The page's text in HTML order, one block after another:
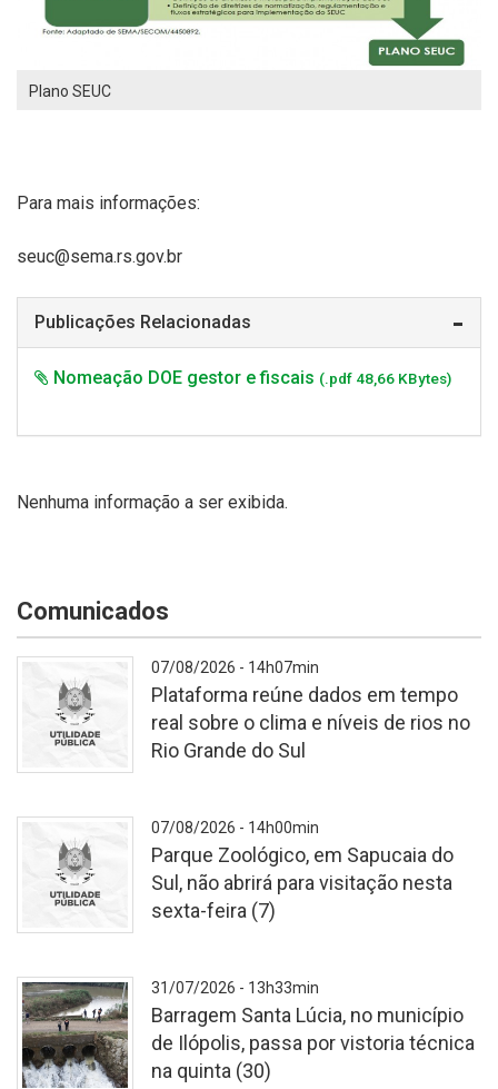
Plano SEUC
Para mais informações:
seuc@sema.rs.gov.br
Publicações Relacionadas
Nomeação DOE gestor e fiscais (.pdf 48,66 KBytes)
Nenhuma informação a ser exibida.
Comunicados
-
07/08/2026 - 14h07min
Plataforma reúne dados em tempo
real sobre o clima e níveis de rios no
Rio Grande do Sul
-
07/08/2026 - 14h00min
Parque Zoológico, em Sapucaia do
Sul, não abrirá para visitação nesta
sexta-feira (7)
31/07/2026 - 13h33min
Barragem Santa Lúcia, no município
de Ilópolis, passa por vistoria técnica
na quinta (30)